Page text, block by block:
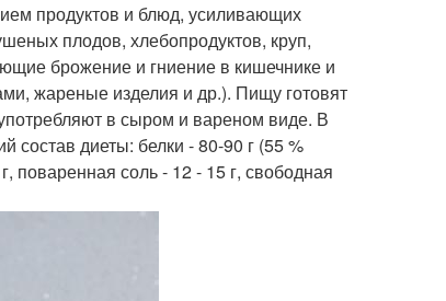
продуктов и блюд, усиливающих
плодов, хлебопродуктов, круп,
брожение и гниение в кишечнике и
жареные изделия и др.). Пищу готовят
в сыром и вареном виде. В
состав диеты: белки - 80-90 г (55 %
поваренная соль - 12 - 15 г, свободная